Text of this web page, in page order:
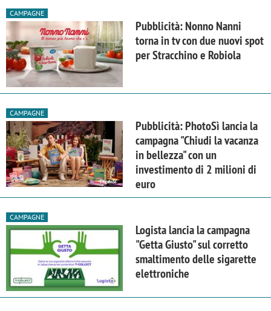
CAMPAGNE
Pubblicità: Nonno Nanni
torna in tv con due nuovi spot
per Stracchino e Robiola
CAMPAGNE
Pubblicità: PhotoSì lancia la
campagna "Chiudi la vacanza
in bellezza" con un
investimento di 2 milioni di
euro
CAMPAGNE
Logista lancia la campagna
"Getta Giusto" sul corretto
smaltimento delle sigarette
elettroniche